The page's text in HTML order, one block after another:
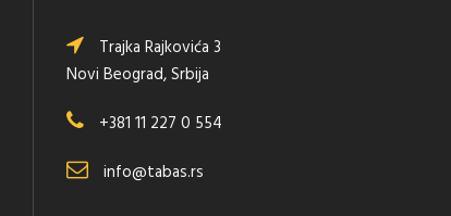
Trajka Rajkovića 3
Novi Beograd, Srbija
+381 11 227 0 554
info@tabas.rs